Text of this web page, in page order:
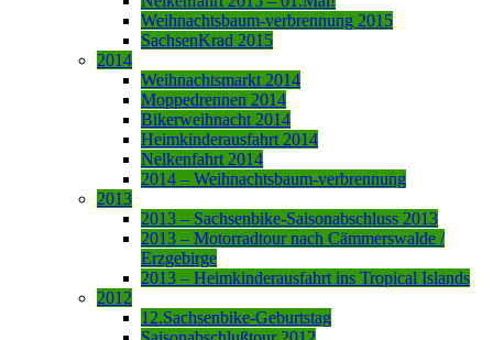
Weihnachtsbaum-verbrennung 2015
SachsenKrad 2015
2014
Weihnachtsmarkt 2014
Moppedrennen 2014
Bikerweihnacht 2014
Heimkinderausfahrt 2014
Nelkenfahrt 2014
2014 – Weihnachtsbaum-verbrennung
2013
2013 – Sachsenbike-Saisonabschluss 2013
2013 – Motorradtour nach Cämmerswalde /
Erzgebirge
2013 – Heimkinderausfahrt ins Tropical Islands
2012
12.Sachsenbike-Geburtstag